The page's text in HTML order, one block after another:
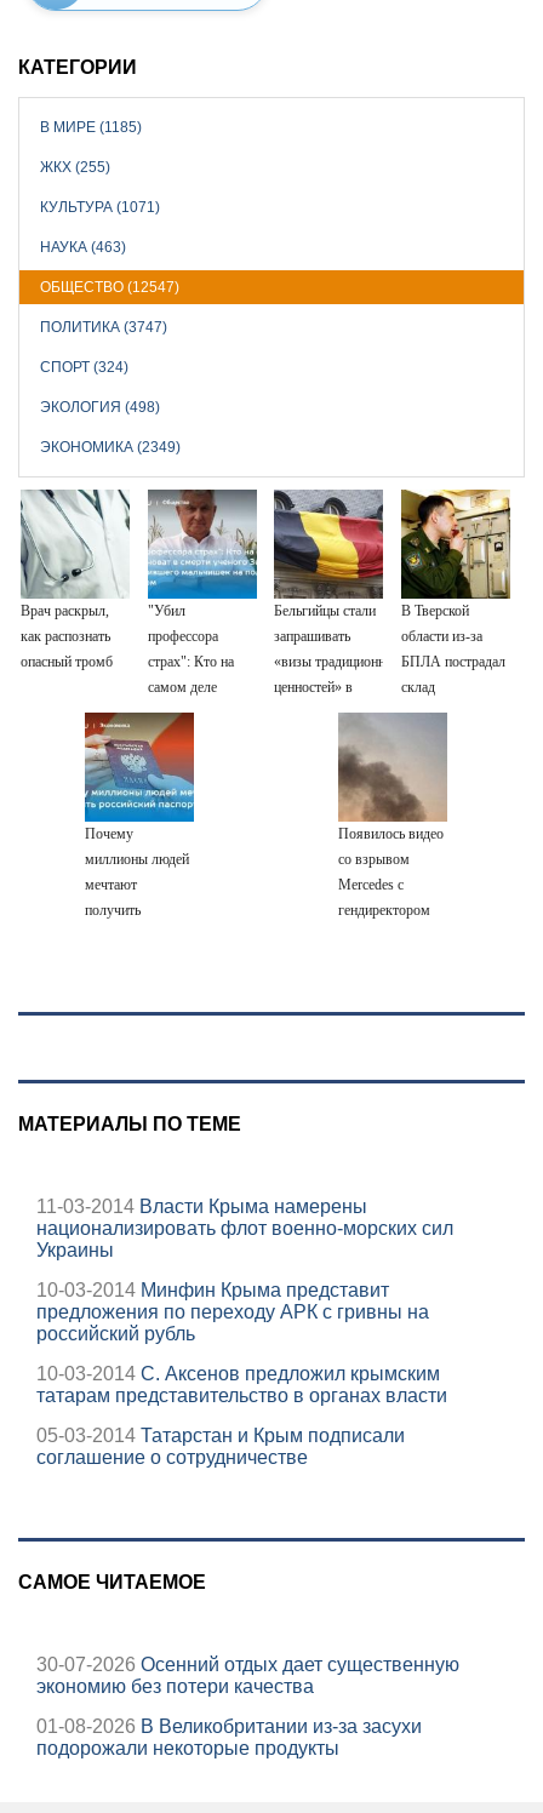
КАТЕГОРИИ
В МИРЕ (1185)
ЖКХ (255)
КУЛЬТУРА (1071)
НАУКА (463)
ОБЩЕСТВО (12547)
ПОЛИТИКА (3747)
СПОРТ (324)
ЭКОЛОГИЯ (498)
ЭКОНОМИКА (2349)
Врач раскрыл,
как распознать
опасный тромб
"Убил
профессора
страх": Кто на
самом деле
виноват в смерти
ученого Зезина,
остановившего
мальчишек на
поле с горохом
Бельгийцы стали
запрашивать
«визы традиционных
ценностей» в
посольстве РФ
В Тверской
области из-за
БПЛА пострадал
склад
Вайлдберриз и
и городов
Тверской области
сегодня -
Afanasy.biz –
Тверские
новости. Новости
Почему
миллионы людей
мечтают
получить
Появилось видео
со взрывом
Mercedes с
гендиректором
МАТЕРИАЛЫ ПО ТЕМЕ
11-03-2014 Власти Крыма намерены
национализировать флот военно-морских сил
Украины
10-03-2014 Минфин Крыма представит
предложения по переходу АРК с гривны на
российский рубль
10-03-2014 С. Аксенов предложил крымским
татарам представительство в органах власти
05-03-2014 Татарстан и Крым подписали
соглашение о сотрудничестве
САМОЕ ЧИТАЕМОЕ
30-07-2026 Осенний отдых дает существенную
экономию без потери качества
01-08-2026 В Великобритании из-за засухи
подорожали некоторые продукты